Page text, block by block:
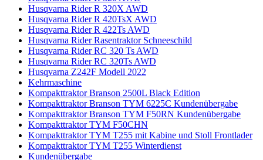
Husqvarna Rider R 320X AWD
Husqvarna Rider R 420TsX AWD
Husqvarna Rider R 422Ts AWD
Husqvarna Rider Rasentraktor Schneeschild
Husqvarna Rider RC 320 Ts AWD
Husqvarna Rider RC 320Ts AWD
Husqvarna Z242F Modell 2022
Kehrmaschine
Kompakttraktor Branson 2500L Black Edition
Kompakttraktor Branson TYM 6225C Kundenübergabe
Kompakttraktor Branson TYM F50RN Kundenübergabe
Kompakttraktor TYM F50CHN
Kompakttraktor TYM T255 mit Kabine und Stoll Frontlader
Kompakttraktor TYM T255 Winterdienst
Kundenübergabe